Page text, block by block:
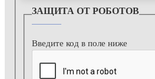
ЗАЩИТА ОТ РОБОТОВ
Введите код в поле ниже